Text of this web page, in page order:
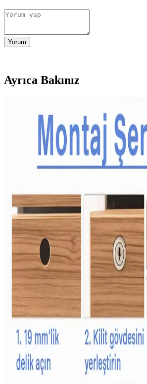
Yorum
Ayrıca Bakınız
Çocuklar İçin Dengeli ve Çeşitli
Hazırlama Rehberi
Çocukların spor aktivitelerinde enerji
atıştırmalık tepsileri; meyve, sebze, protein
sağlıklı beslenmeyi destekler. Yaşa göre
ve Ekonomik Gıda Seçenekleri
Artan gıda fiyatları ailelerin beslenme düzenini
Donmuş sebzeler, kuru baklagiller ve planlı
ekonomik beslenme mümkün hale geliyor.
israfını azaltır ve besin çeşitliliğini destekler.
İkea Aktivite Önlüğü: Çocuklar
Konforlu Kullanım Seçenekleri
İkea'nın aktivite önlükleri, su geçirmez, kolay
hareket özgürlüğü sağlayan tasarımlarıyla
güvenli ve konforlu hale getirir.
Babyjem Çocuk Yağmurlukları:
ve Dayanıklı Yağmurluk Seçenekleri
Babyjem yağmurlukları, su ve rüzgar
çocukların hareket özgürlüğünü kısıtlamadan